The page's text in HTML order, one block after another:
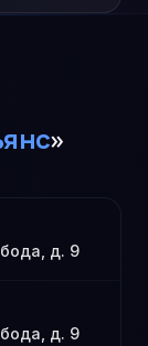
»
д. 9
д. 9